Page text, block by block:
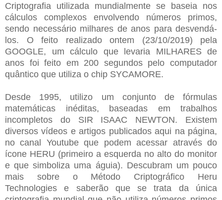
Criptografia utilizada mundialmente se baseia nos
cálculos complexos envolvendo números primos,
sendo necessário milhares de anos para desvendá-
los. O feito realizado ontem (23/10/2019) pela
GOOGLE, um cálculo que levaria MILHARES de
anos foi feito em 200 segundos pelo computador
quântico que utiliza o chip SYCAMORE.
Desde 1995, utilizo um conjunto de fórmulas
matemáticas inéditas, baseadas em trabalhos
incompletos do SIR ISAAC NEWTON. Existem
diversos vídeos e artigos publicados aqui na página,
no canal Youtube que podem acessar através do
ícone HERU (primeiro a esquerda no alto do monitor
e que simboliza uma águia). Descubram um pouco
mais sobre o Método Criptográfico Heru
Technologies e saberão que se trata da única